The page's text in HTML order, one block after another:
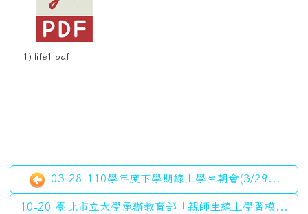
1) life1.pdf
03-28 110學年度下學期線上學生朝會(3/29...
10-20 臺北市立大學承辦教育部「親師生線上學習模...